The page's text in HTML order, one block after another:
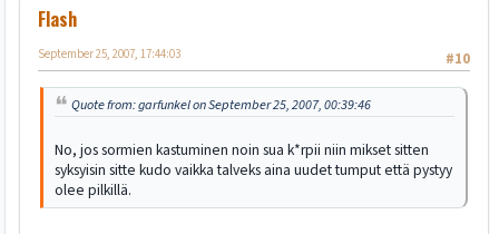
Flash
#10
September 25, 2007, 17:44:03
Quote from: garfunkel on September 25, 2007, 00:39:46
No, jos sormien kastuminen noin sua k*rpii niin mikset sitten
syksyisin sitte kudo vaikka talveks aina uudet tumput että pystyy
olee pilkillä.